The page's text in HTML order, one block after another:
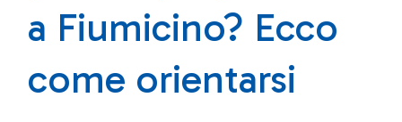
a Fiumicino? Ecco
come orientarsi